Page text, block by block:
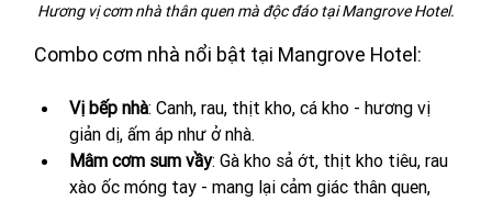
Hương vị cơm nhà thân quen mà độc đáo tại Mangrove Hotel.
Combo cơm nhà nổi bật tại Mangrove Hotel:
Vị bếp nhà: Canh, rau, thịt kho, cá kho - hương vị
giản dị, ấm áp như ở nhà.
Mâm cơm sum vầy: Gà kho sả ớt, thịt kho tiêu, rau
xào ốc móng tay - mang lại cảm giác thân quen,